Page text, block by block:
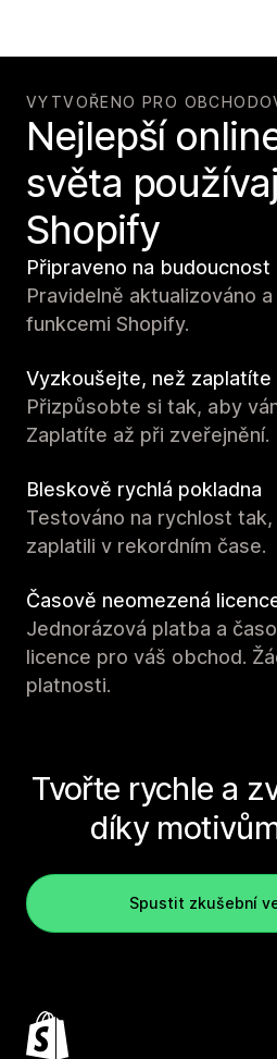
VYTVOŘENO PRO
Nejlepší
světa
Shopify
Připraveno na budoucnost
Pravidelně aktualizováno
funkcemi Shopify.
Vyzkoušejte, než zaplatíte
Přizpůsobte si tak, aby
Zaplatíte až při zveřejnění.
Bleskově rychlá pokladna
Testováno na rychlost
zaplatili v rekordním čase.
Časově neomezená
Jednorázová platba a
licence pro váš obchod.
platnosti.
Tvořte rychle a
díky
Spustit zkušební